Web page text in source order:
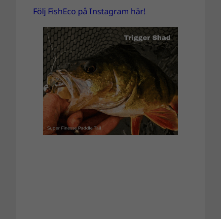
Följ FishEco på Instagram här!